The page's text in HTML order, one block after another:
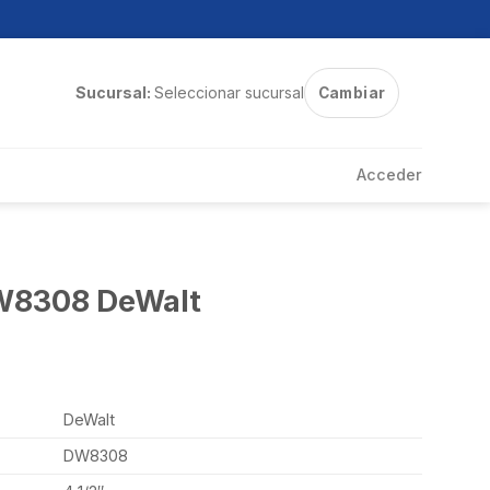
Sucursal: Seleccionar sucursal Cambiar
Acceder
DeWalt
DeWalt
DW8308